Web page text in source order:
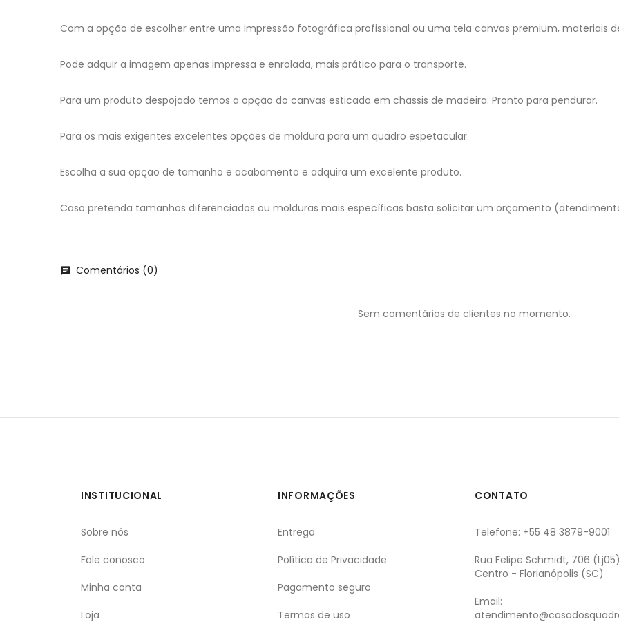
Com a opção de escolher entre uma impressão fotográfica profissional ou uma tela canvas premium, materiais
Pode adquir a imagem apenas impressa e enrolada, mais prático para o transporte.
Para um produto despojado temos a opção do canvas esticado em chassis de madeira. Pronto para pendurar.
Para os mais exigentes excelentes opções de moldura para um quadro espetacular.
Escolha a sua opção de tamanho e acabamento e adquira um excelente produto.
Caso pretenda tamanhos diferenciados ou molduras mais específicas basta solicitar um orçamento
chat Comentários (0)
Sem comentários de clientes no momento.
INSTITUCIONAL
Sobre nós
Fale conosco
Minha conta
Loja
INFORMAÇÕES
Entrega
Política de Privacidade
Pagamento seguro
Termos de uso
CONTATO
Telefone: +55 48 3879-9001
Rua Felipe Schmidt, 706
Centro - Florianópolis (SC)
Email: